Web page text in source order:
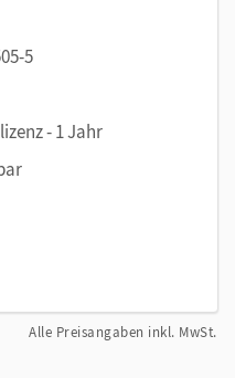
5
- 1 Jahr
Alle Preisangaben inkl. MwSt.